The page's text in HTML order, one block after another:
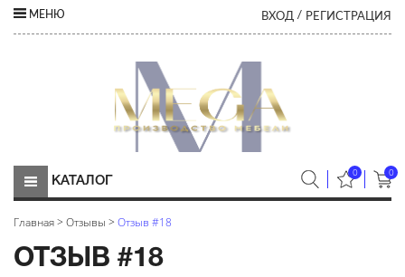
МЕНЮ ВХОД / РЕГИСТРАЦИЯ
0 0
КАТАЛОГ
Главная> Отзывы > Отзыв #18
ОТЗЫВ #18